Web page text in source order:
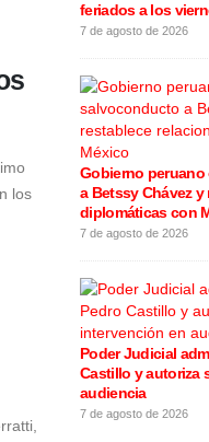
los
feriados a los
7 de agosto de 2026
Gobierno
a Betssy Chávez
diplomáticas con
7 de agosto de 2026
Poder Judicial
Castillo y autoriza
audiencia
7 de agosto de 2026